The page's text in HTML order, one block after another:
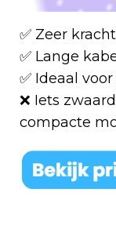
✅ Zeer
✅ Lange
✅ Ideaal
❌ Iets
compacte